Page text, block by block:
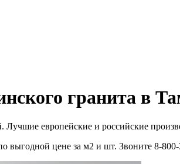
гранита в
Лучшие европейские и российские
выгодной цене за м2 и шт. Звоните 8-